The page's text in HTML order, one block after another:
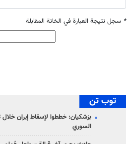
* سجل نتيجة العبارة في الخانة المقابلة
توب تن
السوري